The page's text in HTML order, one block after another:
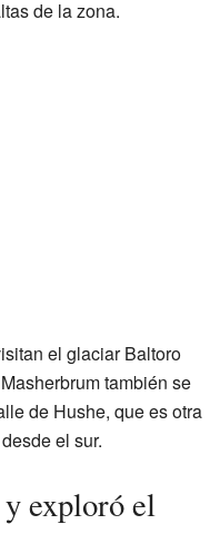
de la zona.
el glaciar Baltoro
también se
de Hushe, que es otra
el sur.
exploró el